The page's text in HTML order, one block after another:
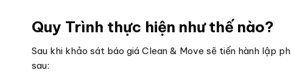
Quy Trình thực hiện như thế nào?
Sau khi khảo sát báo giá Clean & Move sẽ tiến hành lập
sau: